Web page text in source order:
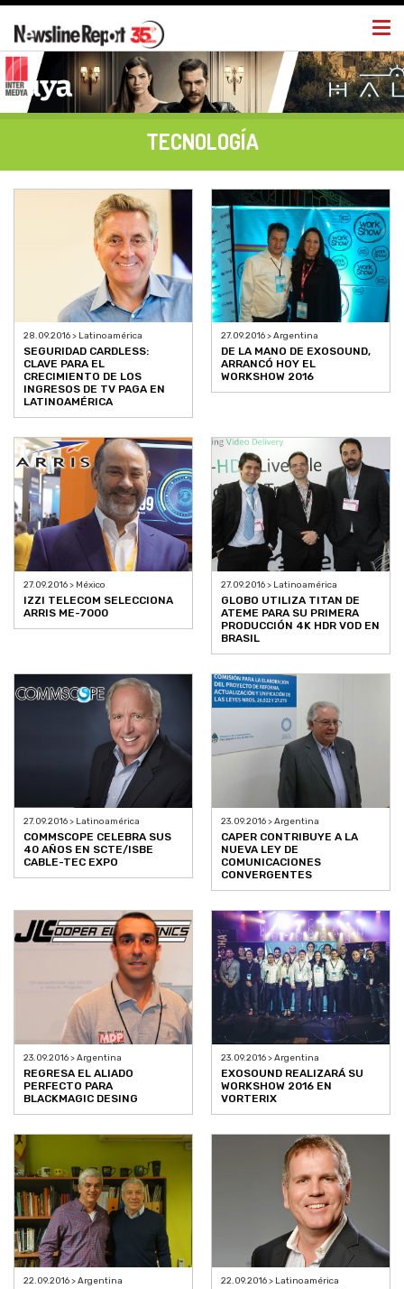
TECNOLOGÍA
28.09.2016 > Latinoamérica
SEGURIDAD CARDLESS:
CLAVE PARA EL
CRECIMIENTO DE LOS
INGRESOS DE TV PAGA EN
LATINOAMÉRICA
27.09.2016 > Argentina
DE LA MANO DE EXOSOUND,
ARRANCÓ HOY EL
WORKSHOW 2016
27.09.2016 > México
IZZI TELECOM SELECCIONA
ARRIS ME-7000
27.09.2016 > Latinoamérica
GLOBO UTILIZA TITAN DE
ATEME PARA SU PRIMERA
PRODUCCIÓN 4K HDR VOD EN
BRASIL
27.09.2016 > Latinoamérica
COMMSCOPE CELEBRA SUS
40 AÑOS EN SCTE/ISBE
CABLE-TEC EXPO
23.09.2016 > Argentina
CAPER CONTRIBUYE A LA
NUEVA LEY DE
COMUNICACIONES
CONVERGENTES
23.09.2016 > Argentina
REGRESA EL ALIADO
PERFECTO PARA
BLACKMAGIC DESING
23.09.2016 > Argentina
EXOSOUND REALIZARÁ SU
WORKSHOW 2016 EN
VORTERIX
22.09.2016 > Argentina 22.09.2016 > Latinoamérica